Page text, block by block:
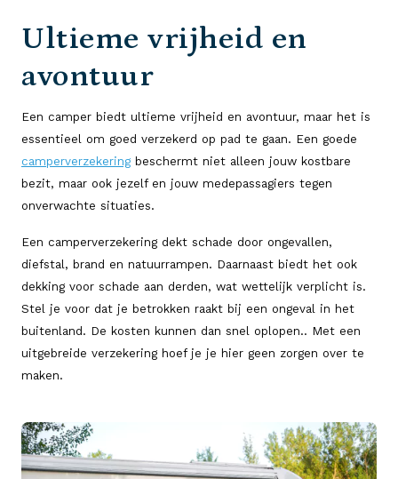
Ultieme vrijheid en
avontuur
Een camper biedt ultieme vrijheid en avontuur, maar het is
essentieel om goed verzekerd op pad te gaan. Een goede
camperverzekering beschermt niet alleen jouw kostbare
bezit, maar ook jezelf en jouw medepassagiers tegen
onverwachte situaties.
Een camperverzekering dekt schade door ongevallen,
diefstal, brand en natuurrampen. Daarnaast biedt het ook
dekking voor schade aan derden, wat wettelijk verplicht is.
Stel je voor dat je betrokken raakt bij een ongeval in het
buitenland. De kosten kunnen dan snel oplopen.. Met een
uitgebreide verzekering hoef je je hier geen zorgen over te
maken.